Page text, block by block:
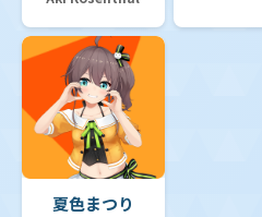
【hSD12】スタートデッキ
【hSD11】スタートデッキ
夏色まつり